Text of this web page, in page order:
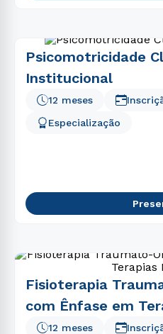
Psicomotricidade
Institucional
12 meses
Especialização
Fisioterapia
com Ênfase em
12 meses